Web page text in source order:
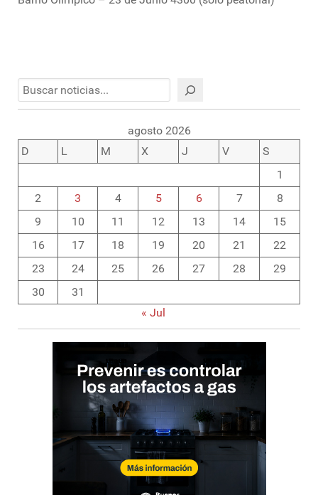
Buscar
agosto 2026
D
L M X J V
S
1
2
3 4 5 6 7
8
9
10 11 12 13 14
15
16
17 18 19 20 21
22
23
24 25 26 27 28
29
30
31
« Jul